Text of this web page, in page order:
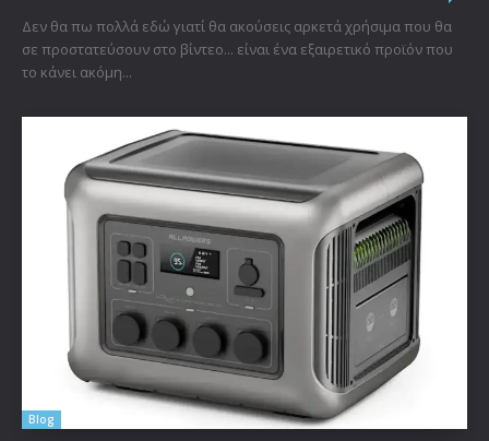
Δεν θα πω πολλά εδώ γιατί θα ακούσεις αρκετά χρήσιμα που θα
σε προστατεύσουν στο βίντεο... είναι ένα εξαιρετικό προϊόν που
το κάνει ακόμη...
Blog